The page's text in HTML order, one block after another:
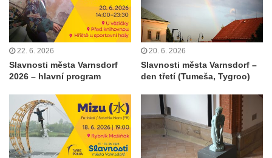
22. 6. 2026
Slavnosti města Varnsdorf
2026 – hlavní program
20. 6. 2026
Slavnosti města Varnsdorf –
den třetí (Tumeša, Tygroo)